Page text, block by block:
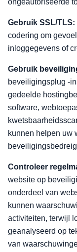
ongeautoriseerde
Gebruik SSL/TLS:
codering om
inloggegevens of
Gebruik
beveiligingsplug -
gedeelde
software,
kunnen helpen uw
Controleer
website op
onderdeel van
kunnen
activiteiten, terwijl
geanalyseerd op
van